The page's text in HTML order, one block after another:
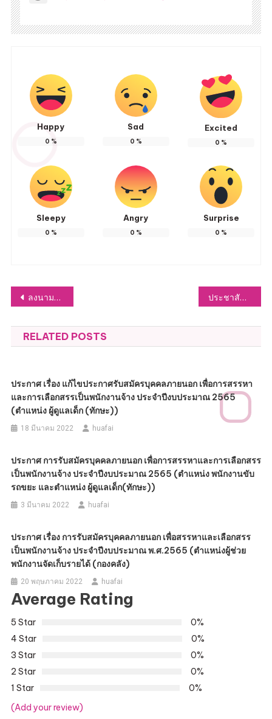
Happy
0 %
Sad
0 %
Excited
0 %
Sleepy
0 %
Angry
0 %
Surprise
0 %
แนะแนว
เรื่อง
ลงนามถวายพระพร ประชาสัมพันธ์ วันไข้เลือดออกอาเซียน วันที่ 15 มิถุนายน ของทุกปี
RELATED POSTS
ประกาศ เรื่อง แก้ไขประกาศรับสมัครบุคคลภายนอก เพื่อการสรรหา
และการเลือกสรรเป็นพนักงานจ้าง ประจำปีงบประมาณ 2565
(ตำแหน่ง ผู้ดูแลเด็ก (ทักษะ))
18 มีนาคม 2022 huafai
ประกาศ การรับสมัครบุคคลภายนอก เพื่อการสรรหาและการเลือกสรร
เป็นพนักงานจ้าง ประจำปีงบประมาณ 2565 (ตำแหน่ง พนักงานขับ
รถขยะ และตำแหน่ง ผู้ดูแลเด็ก(ทักษะ))
3 มีนาคม 2022 huafai
ประกาศ เรื่อง การรับสมัครบุคคลภายนอก เพื่อสรรหาและเลือกสรร
เป็นพนักงานจ้าง ประจำปีงบประมาณ พ.ศ.2565 (ตำแหน่งผู้ช่วย
พนักงานจัดเก็บรายได้ (กองคลัง)
20 พฤษภาคม 2022 huafai
Average Rating
5 Star
0%
4 Star
0%
3 Star
0%
2 Star
0%
1 Star
0%
(Add your review)